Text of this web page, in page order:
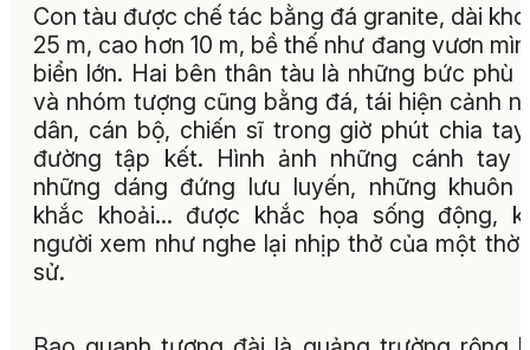
Con tàu được chế tác bằng đá granite, dài
25 m, cao hơn 10 m, bề thế như đang vươn
biển lớn. Hai bên thân tàu là những bức phù
và nhóm tượng cũng bằng đá, tái hiện cảnh
dân, cán bộ, chiến sĩ trong giờ phút chia
đường tập kết. Hình ảnh những cánh tay
những dáng đứng lưu luyến, những khuôn
khắc khoải… được khắc họa sống động,
người xem như nghe lại nhịp thở của một thời
sử.